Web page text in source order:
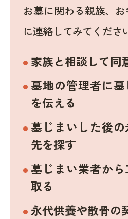
お墓に関わる親族、
に連絡してみてくださ
家族と相談して同
墓地の管理者に
を伝える
墓じまいした後
先を探す
墓じまい業者か
取る
永代供養や散骨の